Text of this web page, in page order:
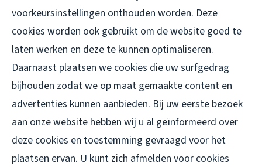
voorkeursinstellingen onthouden worden. Deze
cookies worden ook gebruikt om de website goed te
laten werken en deze te kunnen optimaliseren.
Daarnaast plaatsen we cookies die uw surfgedrag
bijhouden zodat we op maat gemaakte content en
advertenties kunnen aanbieden. Bij uw eerste bezoek
aan onze website hebben wij u al geïnformeerd over
deze cookies en toestemming gevraagd voor het
plaatsen ervan. U kunt zich afmelden voor cookies